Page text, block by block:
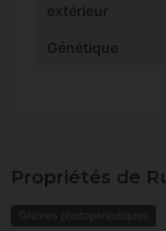
extérieur
Génétique
Propriétés de
Graines photopériodiques